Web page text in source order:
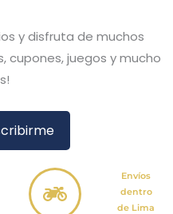
y disfruta de muchos
cupones, juegos y mucho
Envíos
dentro
de Lima